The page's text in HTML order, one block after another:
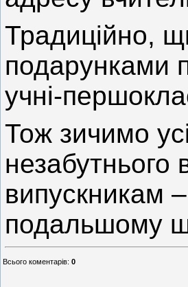
Традиційно,
подарунками
учні-
Тож зичимо
незабутнього
випускникам –
подальшому
Всього коментарів: 0